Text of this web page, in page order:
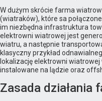
W dużym skrócie farma
(wiatraków), które sa
im niezbędna infrastruktura
elektrowni wiatrowej jest
wiatru, a następnie
klasyczny przykład
lokalizację elektrowni
instalowane na lądzie oraz
Zasada działania